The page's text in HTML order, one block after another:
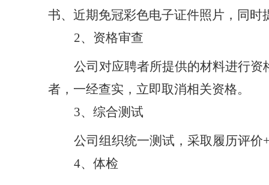
书、近期免冠彩色电子证件照片，同
2、资格审查
公司对应聘者所提供的材料进行
者，一经查实，立即取消相关资格。
3、综合测试
公司组织统一测试，采取履历评价
4、体检